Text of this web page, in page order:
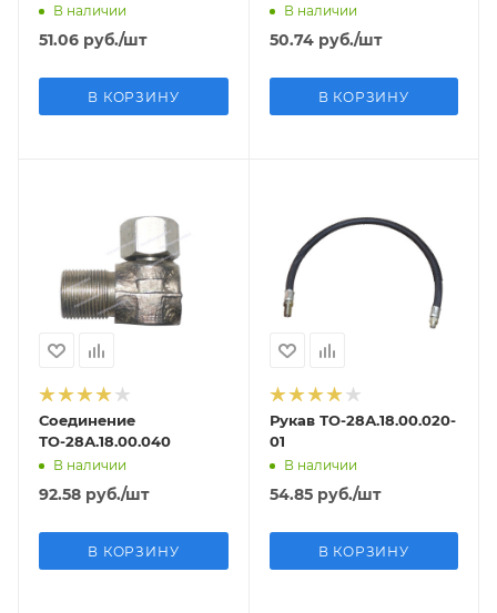
В наличии
51.06 руб./шт
В КОРЗИНУ
В наличии
50.74руб./шт
В КОРЗИНУ
Соединение
ТО-28А.18.00.040
В наличии
92.58 руб./шт
В КОРЗИНУ
Рукав ТО-28А.18.00.020-
01
В наличии
54.85руб./шт
В КОРЗИНУ